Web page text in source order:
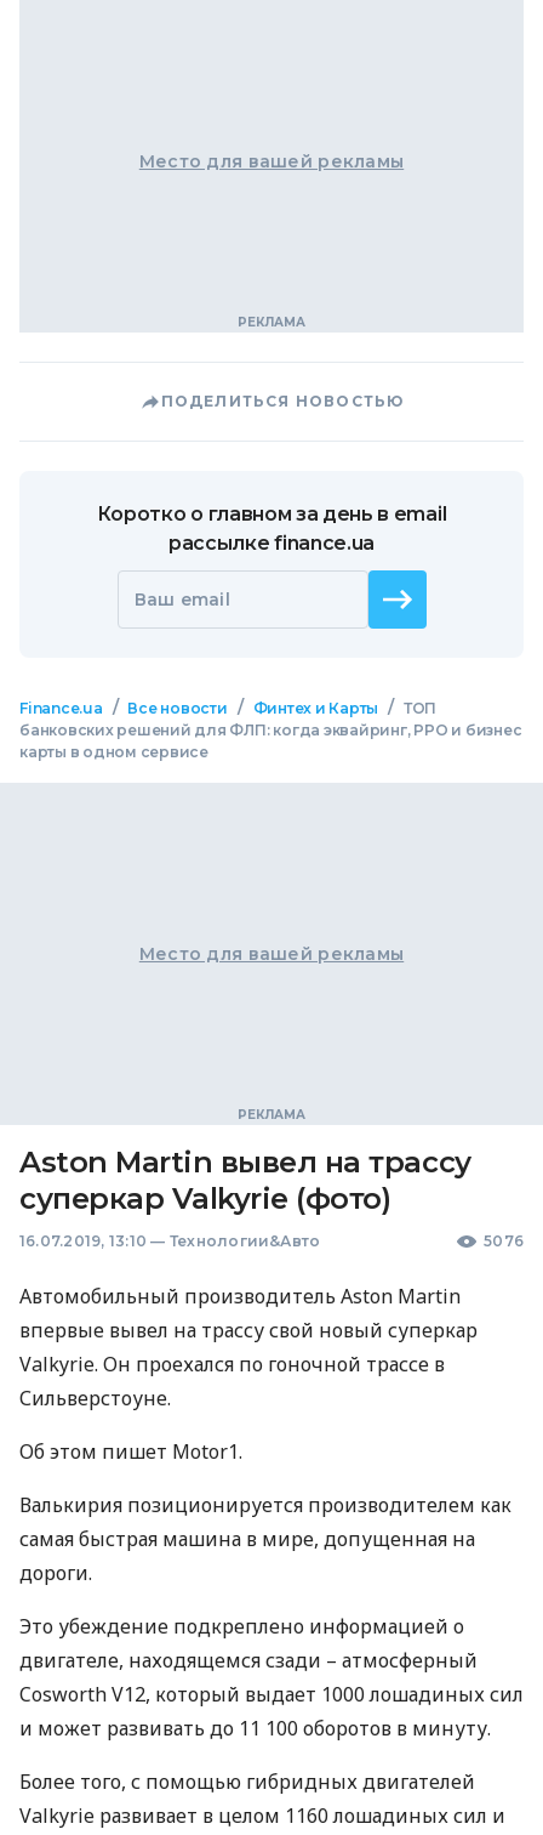
Место для вашей рекламы
ПОДЕЛИТЬСЯ НОВОСТЬЮ
Коротко о главном за день в email
рассылке finance.ua
Ваш email
Finance.ua / Все новости / Финтех и Карты / ТОП
банковских решений для ФЛП: когда эквайринг, РРО и бизнес
карты в одном сервисе
Место для вашей рекламы
Aston Martin вывел на трассу
суперкар Valkyrie (фото)
16.07.2019, 13:10 — Технологии&Авто 5076
Автомобильный производитель Aston Martin
впервые вывел на трассу свой новый суперкар
Valkyrie. Он проехался по гоночной трассе в
Сильверстоуне.
Об этом пишет Motor1.
Валькирия позиционируется производителем как
самая быстрая машина в мире, допущенная на
дороги.
Это убеждение подкреплено информацией о
двигателе, находящемся сзади – атмосферный
Cosworth V12, который выдает 1000 лошадиных сил
и может развивать до 11 100 оборотов в минуту.
Более того, с помощью гибридных двигателей
Valkyrie развивает в целом 1160 лошадиных сил и